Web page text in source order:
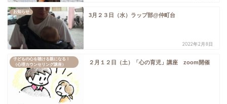
お知らせ
3月２３日（水）ラップ部@仲町台
2022年2月8日
子どもの心を聴ける親になる！
（心理カウンセリング講座）
２月１２日（土）「心の育児」講座 zoom開催